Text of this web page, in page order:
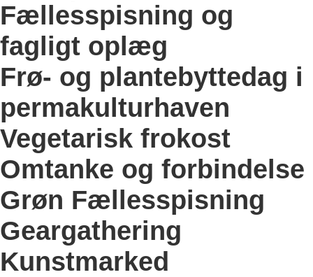
Fællesspisning og
fagligt oplæg
Frø- og plantebyttedag i
permakulturhaven
Vegetarisk frokost
Omtanke og forbindelse
Grøn Fællesspisning
Geargathering
Kunstmarked